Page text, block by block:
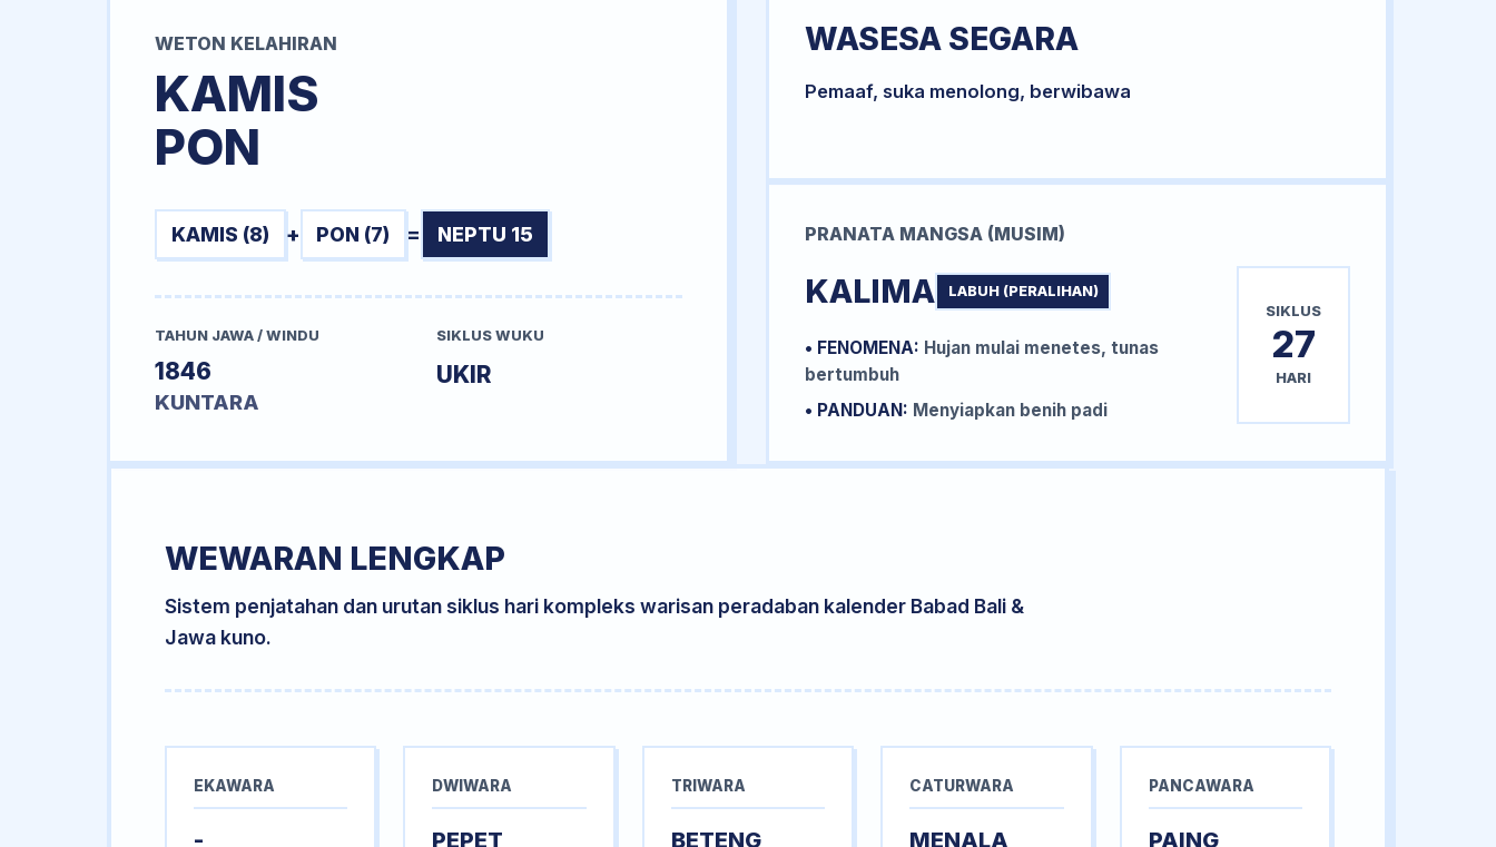
WETON KELAHIRAN
KAMIS
PON
KAMIS (8) + PON (7) = NEPTU 15
TAHUN JAWA / WINDU
1846
KUNTARA
SIKLUS WUKU
UKIR
WASESA SEGARA
Pemaaf, suka menolong, berwibawa
PRANATA MANGSA (MUSIM)
KALIMA LABUH (PERALIHAN)
• FENOMENA: Hujan mulai menetes, tunas
bertumbuh
• PANDUAN: Menyiapkan benih padi
SIKLUS
27
HARI
WEWARAN LENGKAP
Sistem penjatahan dan urutan siklus hari kompleks warisan peradaban kalender Babad Bali &
Jawa kuno.
EKAWARA
-
DWIWARA
PEPET
TRIWARA
BETENG
CATURWARA
MENALA
PANCAWARA
PAING